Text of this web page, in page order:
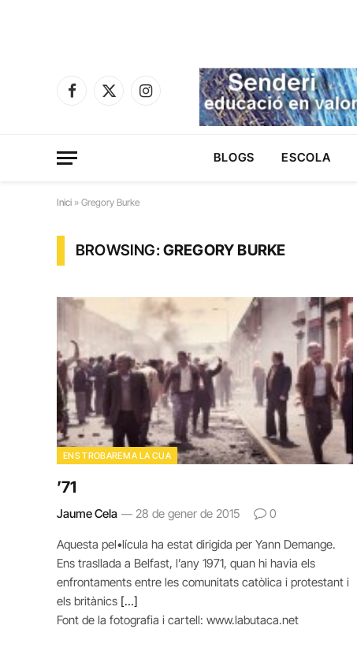
Facebook
X
Instagram
BLOGS ESCOLA
Inici » Gregory Burke
BROWSING:GREGORY BURKE
ENS TROBAREM A LA CUA
’71
Jaume Cela 28 de gener de 2015 0
Aquesta pel•lícula ha estat dirigida per Yann Demange.
Ens trasllada a Belfast, l’any 1971, quan hi havia els
enfrontaments entre les comunitats catòlica i protestant i
els britànics […]
Font de la fotografia i cartell: www.labutaca.net